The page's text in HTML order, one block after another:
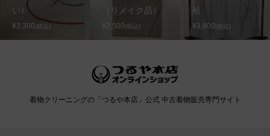
い）
¥3,300(税込)
（リメイク品）
¥2,500(税込)
袷
¥3,800(税込)
着物クリーニングの「つるや本店」公式 中古着物販売専門サイト